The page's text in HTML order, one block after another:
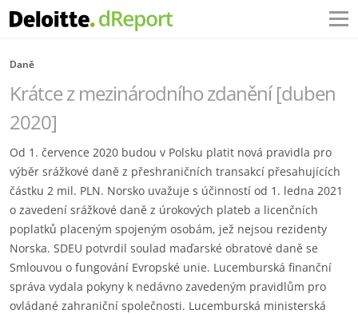
Daně
Krátce z mezinárodního zdanění [duben
2020]
Od 1. července 2020 budou v Polsku platit nová pravidla pro
výběr srážkové daně z přeshraničních transakcí přesahujících
částku 2 mil. PLN. Norsko uvažuje s účinností od 1. ledna 2021
o zavedení srážkové daně z úrokových plateb a licenčních
poplatků placeným spojeným osobám, jež nejsou rezidenty
Norska. SDEU potvrdil soulad maďarské obratové daně se
Smlouvou o fungování Evropské unie. Lucemburská finanční
správa vydala pokyny k nedávno zavedeným pravidlům pro
ovládané zahraniční společnosti. Lucemburská ministerská